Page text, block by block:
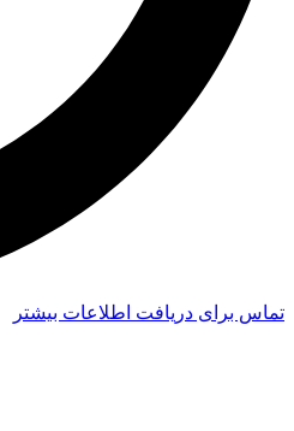
تماس برای دریافت اطلاعات بیشتر